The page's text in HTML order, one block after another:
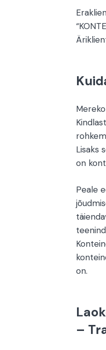
Lisaks
on
Peale
on.
–